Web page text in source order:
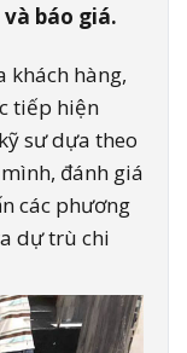
báo giá.
khách hàng,
tiếp hiện
sư dựa theo
đánh giá
các phương
dự trù chi